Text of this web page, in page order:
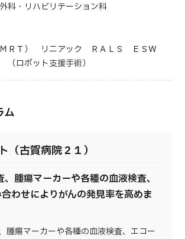
科・リハビリテーション科
ＭＲＴ） リニアック ＲＡＬＳ ＥＳＷ
ロボット支援手術）
ム
（古賀病院２１）
腫瘍マーカーや各種の血液検査、
わせによりがんの発見率を高めま
腫瘍マーカーや各種の血液検査、エコー